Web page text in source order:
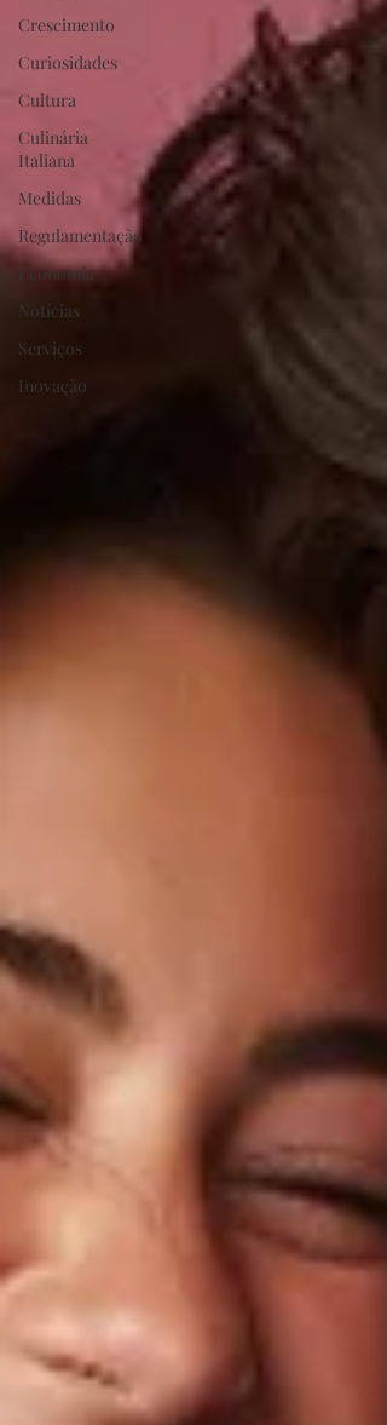
Crescimento
Curiosidades
Cultura
Culinária
Italiana
Medidas
Regulamentação
Economia
Notícias
Serviços
Inovação